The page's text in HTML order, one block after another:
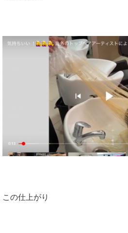
この仕上がり